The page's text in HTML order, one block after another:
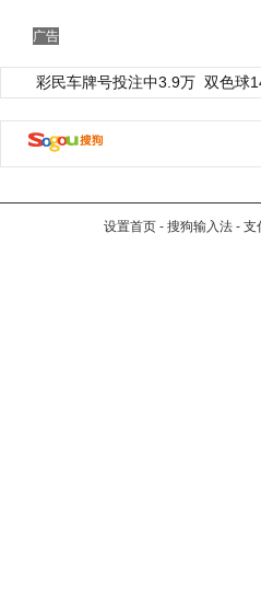
广告
彩民车牌号投注中3.9万 双色球
设置首页 - 搜狗输入法 - 支